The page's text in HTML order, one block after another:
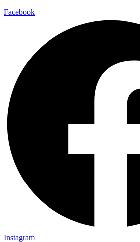
Facebook
Instagram